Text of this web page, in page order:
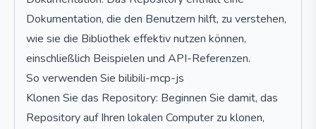
Dokumentation, die den Benutzern hilft, zu verstehen,
wie sie die Bibliothek effektiv nutzen können,
einschließlich Beispielen und API-Referenzen.
So verwenden Sie bilibili-mcp-js
Klonen Sie das Repository: Beginnen Sie damit, das
Repository auf Ihren lokalen Computer zu klonen,